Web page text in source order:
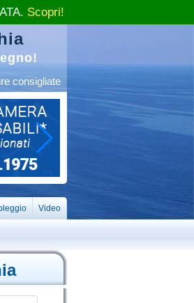
consigliate
Video
Scopri!